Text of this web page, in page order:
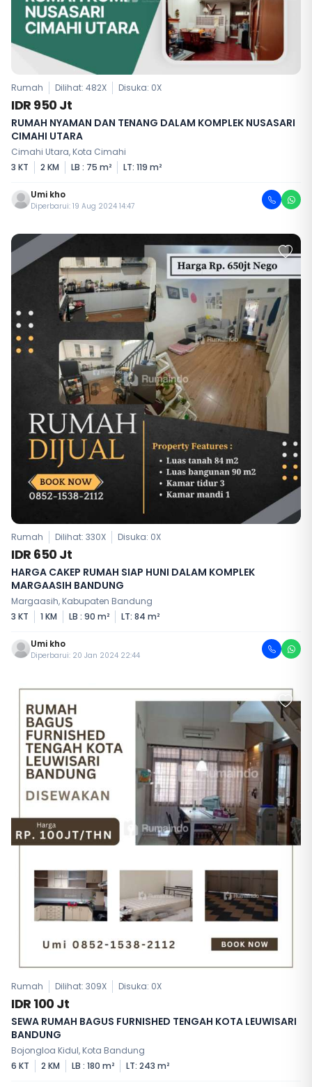
Rumah Dilihat: 482X Disuka: 0X
IDR 950 Jt
RUMAH NYAMAN DAN TENANG DALAM KOMPLEK NUSASARI
CIMAHI UTARA
Cimahi Utara, Kota Cimahi
3 KT
2 KM LB : 75 m² LT: 119 m²
Umi kho
Diperbarui: 19 Aug 2024 14:47
Rumah Dilihat: 330X Disuka: 0X
IDR 650 Jt
HARGA CAKEP RUMAH SIAP HUNI DALAM KOMPLEK
MARGAASIH BANDUNG
Margaasih, Kabupaten Bandung
3 KT
1 KM LB : 90 m² LT: 84 m²
Umi kho
Diperbarui: 20 Jan 2024 22:44
Rumah Dilihat: 309X Disuka: 0X
IDR 100 Jt
SEWA RUMAH BAGUS FURNISHED TENGAH KOTA LEUWISARI
BANDUNG
Bojongloa Kidul, Kota Bandung
6 KT
2 KM LB : 180 m² LT: 243 m²